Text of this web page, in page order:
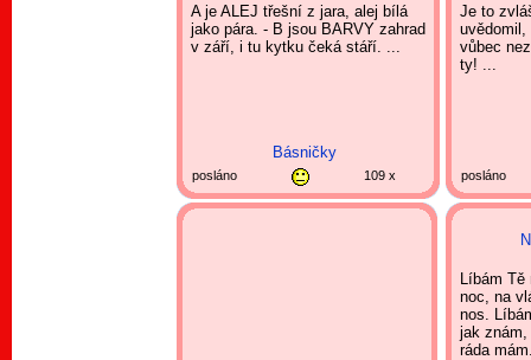
posláno 109 x
Básničky
A je ALEJ třešní z jara, alej bílá
jako pára. - B jsou BARVY zahrad
v září, i tu kytku čeká stáří. ...
posláno
Je to
vůbec
ty! ...
Líbám Tě
noc, na
nos.
jak
ráda